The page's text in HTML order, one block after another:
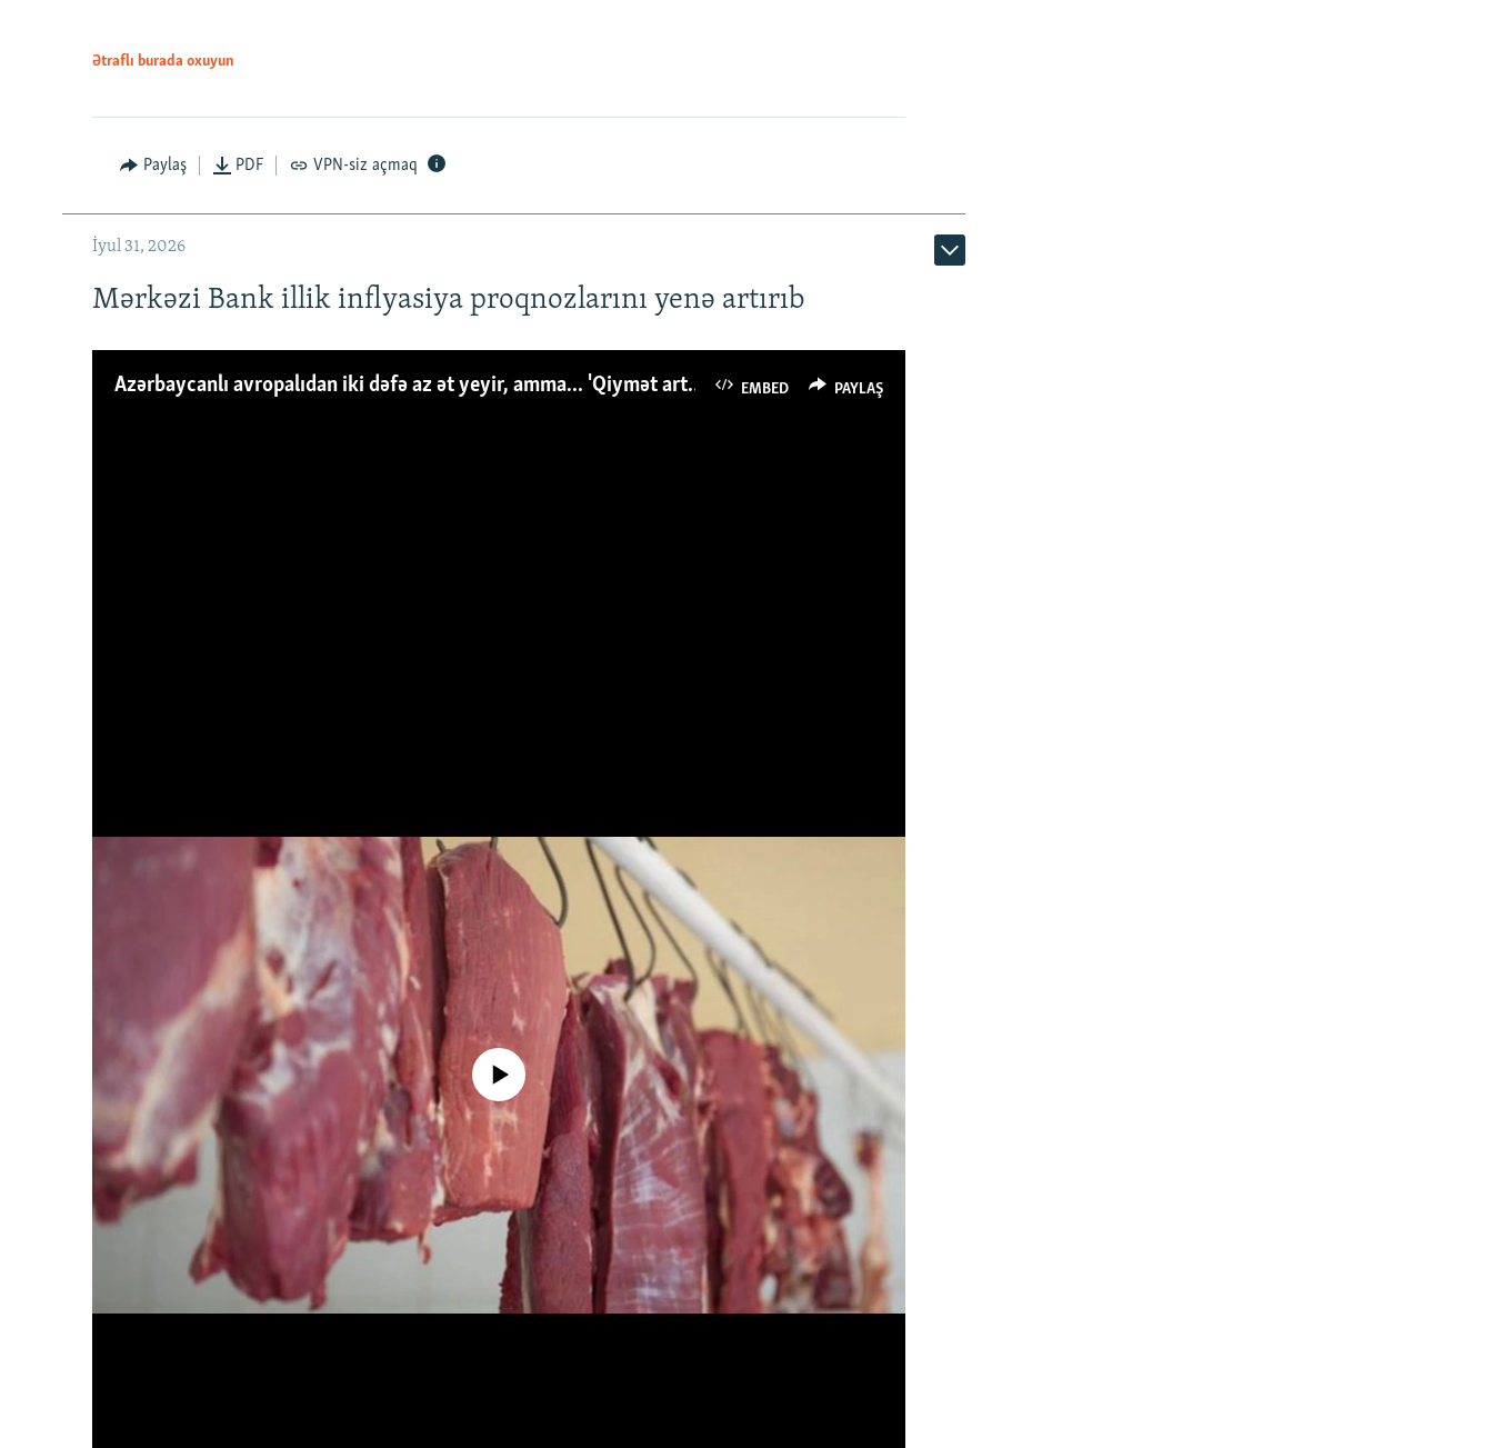
Ətraflı burada oxuyun
Paylaş PDF VPN-siz açmaq
İyul 31, 2026
Mərkəzi Bank illik inflyasiya proqnozlarını yenə artırıb
EMBED PAYLAŞ
Azərbaycanlı avropalıdan iki dəfə az ət yeyir, amma... 'Qiymət artımı qaçılmazdır'
No media source currently available